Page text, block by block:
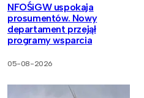
NFOŚiGW uspokaja
prosumentów. Nowy
departament przejął
programy wsparcia
05-08-2026